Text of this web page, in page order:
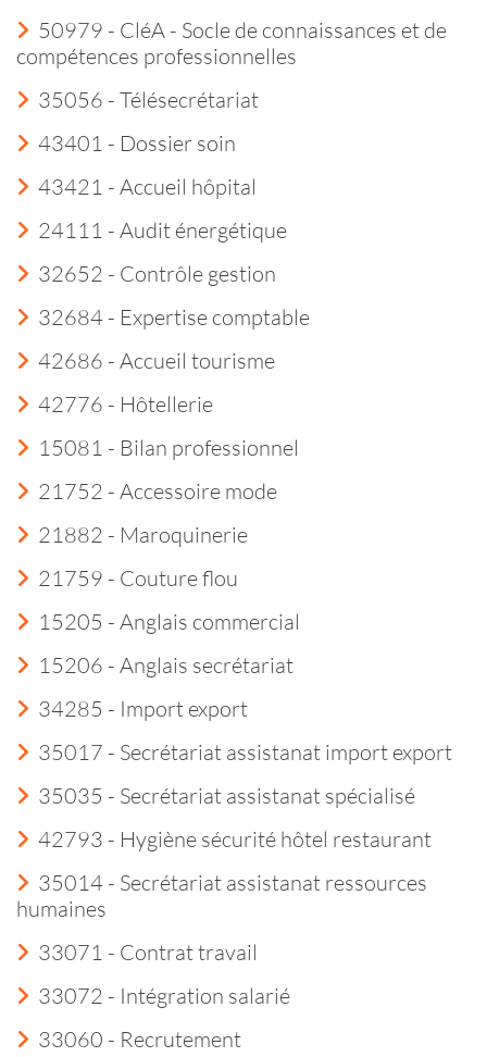
50979 - CléA - Socle de connaissances et de
compétences professionnelles
35056 - Télésecrétariat
43401 - Dossier soin
43421 - Accueil hôpital
24111 - Audit énergétique
32652 - Contrôle gestion
32684 - Expertise comptable
42686 - Accueil tourisme
42776 - Hôtellerie
15081 - Bilan professionnel
21752 - Accessoire mode
21882 - Maroquinerie
21759 - Couture flou
15205 - Anglais commercial
15206 - Anglais secrétariat
34285 - Import export
35017 - Secrétariat assistanat import export
35035 - Secrétariat assistanat spécialisé
42793 - Hygiène sécurité hôtel restaurant
35014 - Secrétariat assistanat ressources
humaines
33071 - Contrat travail
33072 - Intégration salarié
33060 - Recrutement